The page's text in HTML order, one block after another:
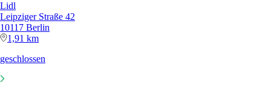
Lidl
Leipziger Straße 42
10117 Berlin
1,91 km
geschlossen